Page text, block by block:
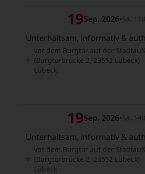
19Sep. 2026•Sa.
Unterhaltsam, informativ &
vor dem Burgtor auf der
(Burgtorbrücke 2, 23552 Lübeck)
Lübeck
19Sep. 2026•Sa.
Unterhaltsam, informativ &
vor dem Burgtor auf der
(Burgtorbrücke 2, 23552 Lübeck)
Lübeck